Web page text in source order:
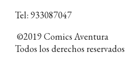
Tel: 933087047
©2019 Comics Aventura
Todos los derechos reservados